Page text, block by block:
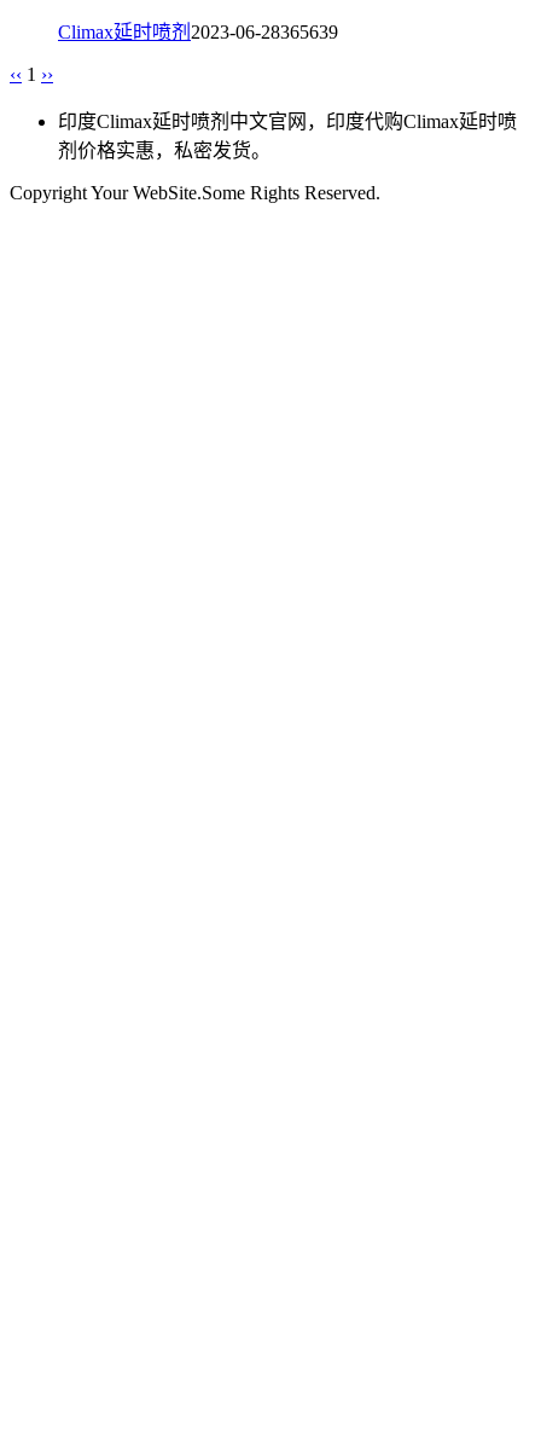
Climax延时喷剂 2023-06-28365639
‹‹ 1 ››
印度Climax延时喷剂中文官网，印度代购Climax延时喷
剂价格实惠，私密发货。
Copyright Your WebSite.Some Rights Reserved.